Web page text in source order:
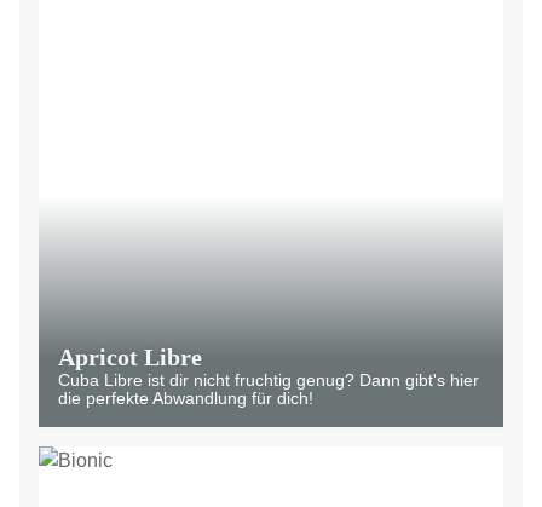
Apricot Libre
Cuba Libre ist dir nicht fruchtig genug? Dann gibt's hier
die perfekte Abwandlung für dich!